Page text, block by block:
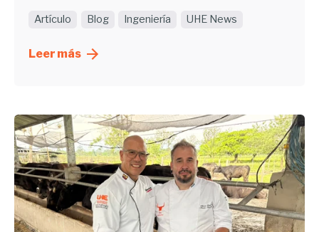
Artículo Blog Ingeniería UHE News
Leer más